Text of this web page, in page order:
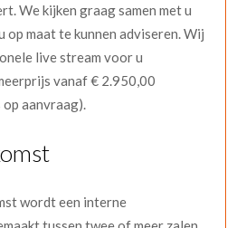
We kijken graag samen met u
op maat te kunnen adviseren. Wij
live stream voor u
vanaf € 2.950,00
aanvraag).
wordt een interne